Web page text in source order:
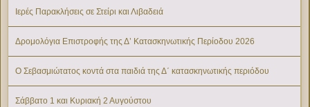
Ιερές Παρακλήσεις σε Στείρι και Λιβαδειά
Δρομολόγια Επιστροφής της Δ’ Κατασκηνωτικής Περίοδου 2026
Ο Σεβασμιώτατος κοντά στα παιδιά της Δ΄ κατασκηνωτικής περιόδου
Σάββατο 1 και Κυριακή 2 Αυγούστου